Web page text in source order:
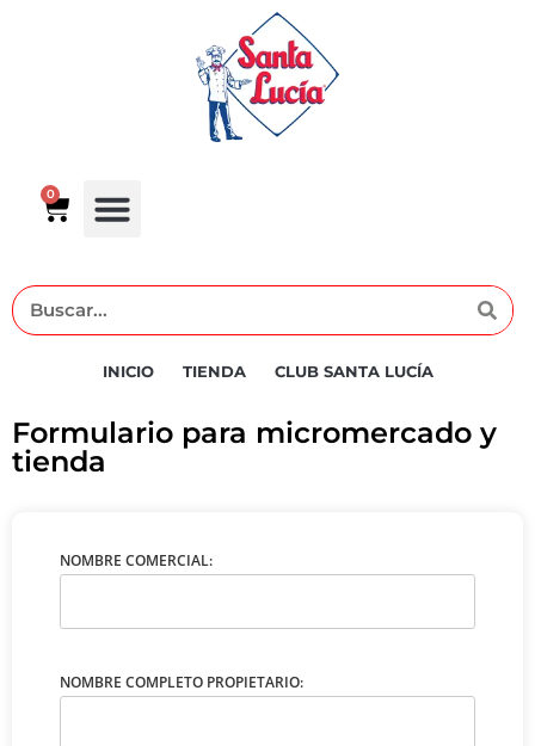
0
INICIO TIENDA CLUB SANTA LUCÍA
Formulario para micromercado y
tienda
NOMBRE COMERCIAL:
NOMBRE COMPLETO PROPIETARIO: